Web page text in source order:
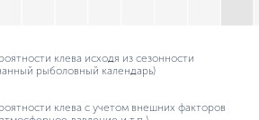
клева исходя из сезонности
рыболовный календарь)
клева с учетом внешних факторов